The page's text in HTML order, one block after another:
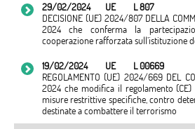
29/02/2024
UE
L 807
DECISIONE (UE) 2024/807 DELLA
2024 che conferma la
cooperazione rafforzata sull’istituzione
19/02/2024
UE
L 00669
REGOLAMENTO (UE) 2024/669 DEL
2024 che modifica il regolamento
misure restrittive specifiche, contro
destinate a combattere il terrorismo